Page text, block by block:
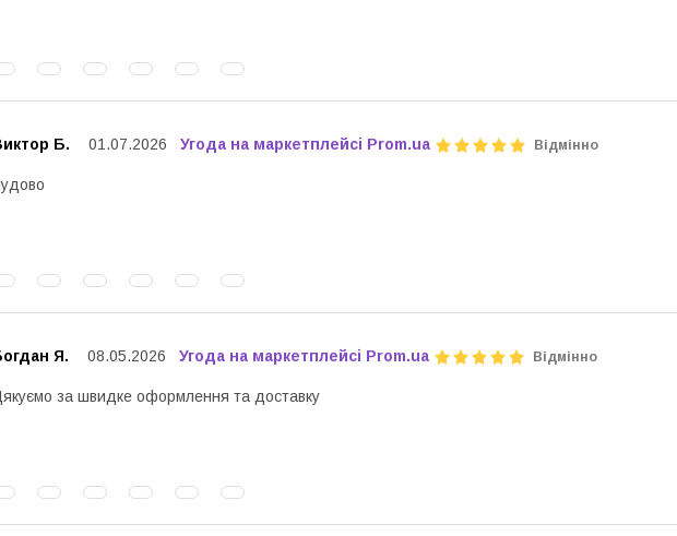
Б. 01.07.2026 Угода на маркетплейсі Prom.ua Відмінно
Я. 08.05.2026 Угода на маркетплейсі Prom.ua Відмінно
за швидке оформлення та доставку